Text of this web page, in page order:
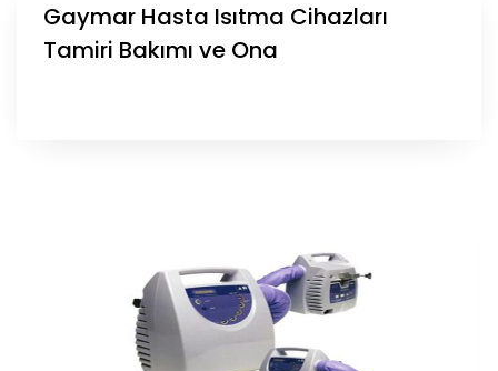
Gaymar Hasta Isıtma Cihazları
Tamiri Bakımı ve Ona